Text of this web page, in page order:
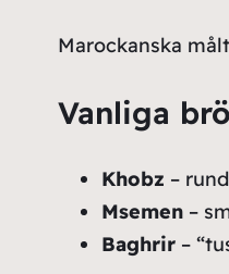
Marockanska
Vanliga
Khobz –
Msemen–
Baghrir–